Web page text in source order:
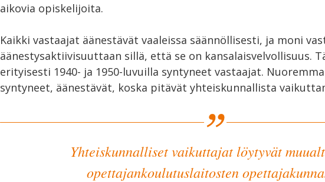
aikovia opiskelijoita.
Kaikki vastaajat äänestävät vaaleissa säännöllisesti, ja moni
äänestysaktiivisuuttaan sillä, että se on kansalaisvelvollisuus.
erityisesti 1940- ja 1950-luvuilla syntyneet vastaajat.
syntyneet, äänestävät, koska pitävät yhteiskunnallista
Yhteiskunnalliset vaikuttajat löytyvät
opettajankoulutuslaitosten